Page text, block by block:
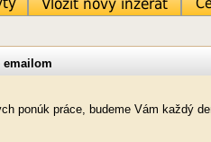
emailom
ponúk práce, budeme Vám každý